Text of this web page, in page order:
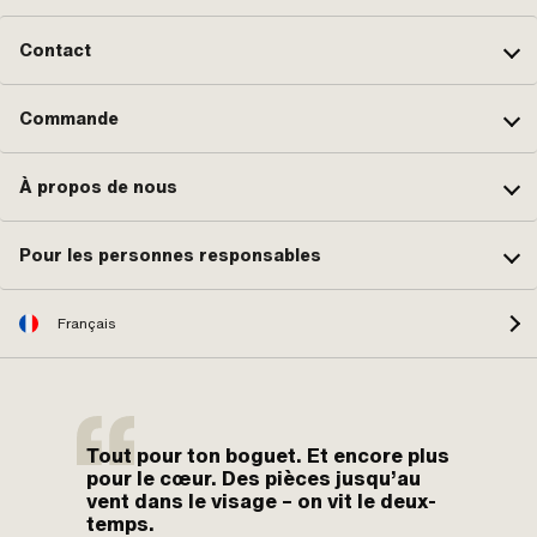
Contact
Commande
À propos de nous
Pour les personnes responsables
Français
Tout pour ton boguet. Et encore plus
pour le cœur. Des pièces jusqu’au
vent dans le visage – on vit le deux-
temps.